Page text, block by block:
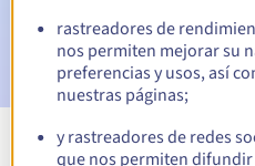
Email tras el Redemption
eliminación del nombre de
rastreadores de
nos permiten mejorar su
preferencias y usos, así
nuestras páginas;
y rastreadores de redes
que nos permiten